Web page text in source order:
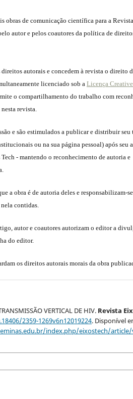
obras de comunicação científica para a
autor e pelos coautores da política de
direitos autorais e concedem à revista o direito
licenciado sob a Licença Creative
o compartilhamento do trabalho com
revista.
e são estimulados a publicar e distribuir seu
ou na sua página pessoal) após seu
- mantendo o reconhecimento de autoria e
a obra é de autoria deles e responsabilizam-
contidas.
autor e coautores autorizam o editor a
do editor.
os direitos autorais morais da obra
VERTICAL DE HIV. Revista
2359-1269v6n12019224. Disponível
index.php/eixostech/